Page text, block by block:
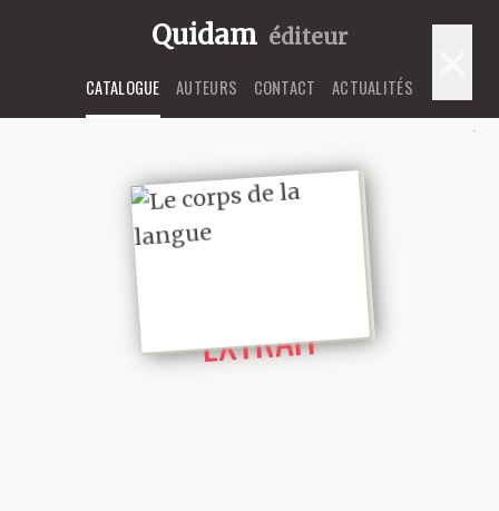
Quidam éditeur
CATALOGUE AUTEURS CONTACT ACTUALITÉS
EXTRAIT